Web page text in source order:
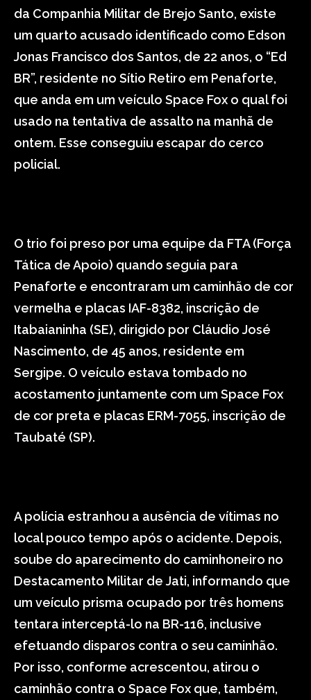
da Companhia Militar de Brejo Santo, existe
um quarto acusado identificado como Edson
Jonas Francisco dos Santos, de 22 anos, o “Ed
BR”, residente no Sítio Retiro em Penaforte,
que anda em um veículo Space Fox o qual foi
usado na tentativa de assalto na manhã de
ontem. Esse conseguiu escapar do cerco
policial.
O trio foi preso por uma equipe da FTA (Força
Tática de Apoio) quando seguia para
Penaforte e encontraram um caminhão de cor
vermelha e placas IAF-8382, inscrição de
Itabaianinha (SE), dirigido por Cláudio José
Nascimento, de 45 anos, residente em
Sergipe. O veículo estava tombado no
acostamento juntamente com um Space Fox
de cor preta e placas ERM-7055, inscrição de
Taubaté (SP).
A polícia estranhou a ausência de vítimas no
local pouco tempo após o acidente. Depois,
soube do aparecimento do caminhoneiro no
Destacamento Militar de Jati, informando que
um veículo prisma ocupado por três homens
tentara interceptá-lo na BR-116, inclusive
efetuando disparos contra o seu caminhão.
Por isso, conforme acrescentou, atirou o
caminhão contra o Space Fox que, também,